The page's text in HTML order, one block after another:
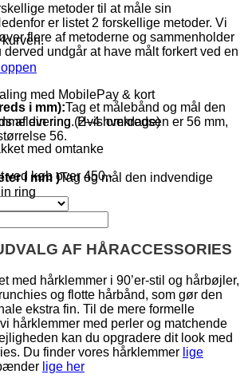
med MobilePay & kort
(2–4 hverdage)
med omtanke
ved køb over 450,-
metoder til at måle sin
er listet 2 forskellige metoder. Vi
flere af metoderne og sammenholder
derved undgår at have målt forkert ved en
i mm):Tag et målebånd og mål den
af din ring. Hvis omkredsen er 56 mm,
56.
i mm )Tag og mål den indvendige
ring
AF HÅRACCESSORIES
med hårklemmer i 90’er-stil og hårbøjler,
og flotte hårbånd, som gør den
ekstra fin. Til de mere formelle
hårklemmer med perler og matchende
kan du opgradere dit look med
Du finder vores hårklemmer lige
lige her